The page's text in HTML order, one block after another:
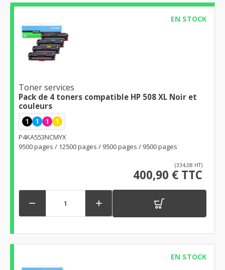
EN STOCK
Toner services
Pack de 4 toners compatible HP 508 XL Noir et
couleurs
1 1 1 1
P4KA553NCMYX
9500 pages / 12500 pages / 9500 pages / 9500 pages
(334,08 HT)
400,90 € TTC
 
EN STOCK